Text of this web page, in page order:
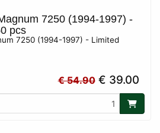
7250 (1994-1997) -
pcs
7250 (1994-1997) - Limited
€ 54.90€ 39.00